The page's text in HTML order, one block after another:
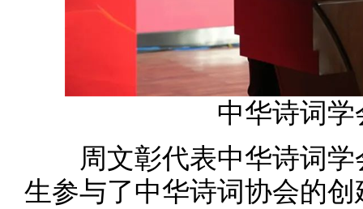
中华诗词
周文彰代表中华诗词学
生参与了中华诗词协会的